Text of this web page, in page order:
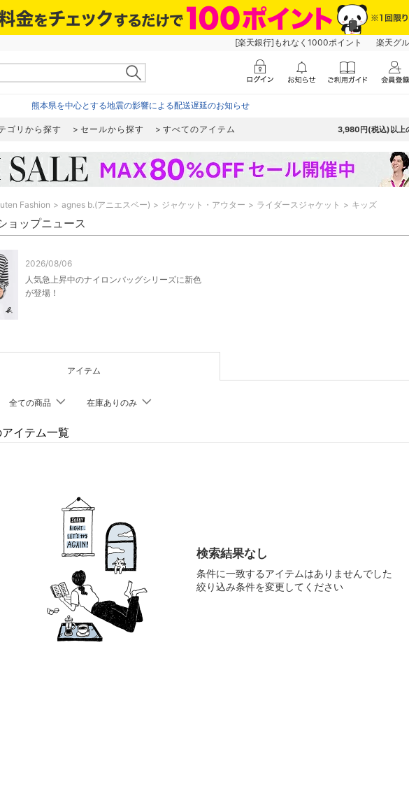
[楽天銀行]もれなく1000ポイント 楽天グ
熊本県を中心とする地震の影響による配送遅延のお知らせ
ゴリから探す セールから探す すべてのアイテム 3,980円(税込)以上
Fashion agnes b.(アニエスベー) ジャケット・アウター ライダースジャケット キッズ
ョップニュース
2026/08/06
人気急上昇中のナイロンバッグシリーズに新色
が登場！
アイテム
全ての商品 在庫ありのみ
イテム一覧
検索結果なし
条件に一致するアイテムはありませんでした
絞り込み条件を変更してください